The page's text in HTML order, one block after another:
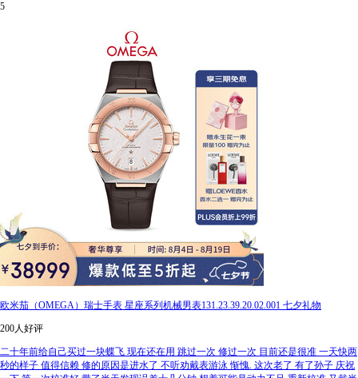
5
欧米茄（OMEGA）瑞士手表 星座系列机械男表131.23.39.20.02.001 七夕礼物
200人好评
二十年前给自己买过一块蝶飞 现在还在用 跳过一次 修过一次 目前还是很准 一天快两
秒的样子 值得信赖 修的原因是进水了 不听劝戴表游泳 惭愧. 这次老了 有了孙子 庆祝